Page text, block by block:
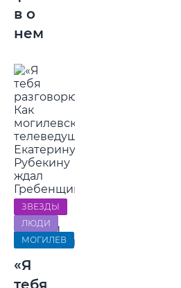
в о
нем
ЗВЕЗДЫ
ЛЮДИ
МОГИЛЕВ
«Я
тебя